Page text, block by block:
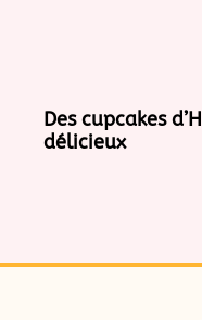
Des cupcakes
délicieux